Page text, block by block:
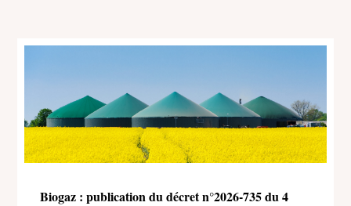
Biogaz : publication du décret n°2026-735 du 4